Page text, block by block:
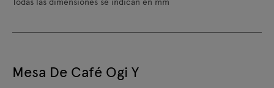
Mesa De Café Ogi Y